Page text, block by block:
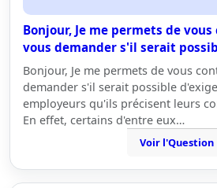
Bonjour, Je me permets de
vous demander s'il serait
Bonjour, Je me permets de vous
demander s'il serait possible
employeurs qu'ils précisent leurs
En effet, certains d'entre eux…
Voir l'Question